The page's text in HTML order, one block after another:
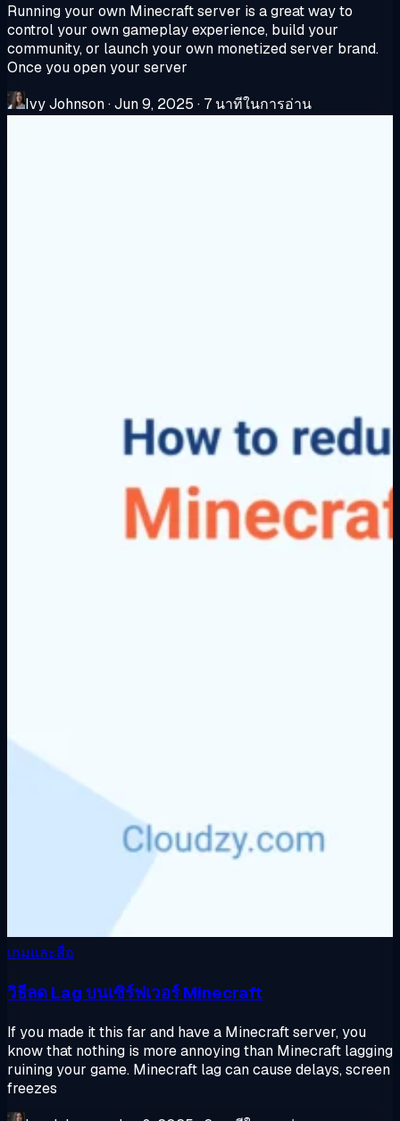
Running your own Minecraft server is a great way to
control your own gameplay experience, build your
community, or launch your own monetized server brand.
Once you open your server
Ivy Johnson·Jun 9, 2025 · 7 นาทีในการอ่าน
เกมและสื่อ
วิธีลด Lag บนเซิร์ฟเวอร์ Minecraft
If you made it this far and have a Minecraft server, you
know that nothing is more annoying than Minecraft lagging
ruining your game. Minecraft lag can cause delays, screen
freezes